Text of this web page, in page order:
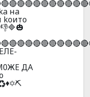
нa
koитo
ДA